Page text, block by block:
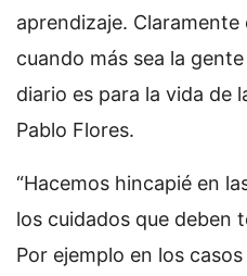
aprendizaje.
cuando más sea la
diario es para la vida de
Pablo Flores.
“Hacemos hincapié en
los cuidados que deben
Por ejemplo en los